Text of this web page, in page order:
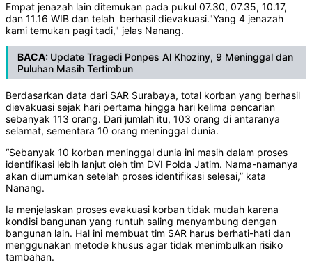
Empat jenazah lain ditemukan pada pukul 07.30, 07.35, 10.17,
dan 11.16 WIB dan telah berhasil dievakuasi."Yang 4 jenazah
kami temukan pagi tadi," jelas Nanang.
BACA: Update Tragedi Ponpes Al Khoziny, 9 Meninggal dan
Puluhan Masih Tertimbun
Berdasarkan data dari SAR Surabaya, total korban yang berhasil
dievakuasi sejak hari pertama hingga hari kelima pencarian
sebanyak 113 orang. Dari jumlah itu, 103 orang di antaranya
selamat, sementara 10 orang meninggal dunia.
“Sebanyak 10 korban meninggal dunia ini masih dalam proses
identifikasi lebih lanjut oleh tim DVI Polda Jatim. Nama-namanya
akan diumumkan setelah proses identifikasi selesai,” kata
Nanang.
Ia menjelaskan proses evakuasi korban tidak mudah karena
kondisi bangunan yang runtuh saling menyambung dengan
bangunan lain. Hal ini membuat tim SAR harus berhati-hati dan
menggunakan metode khusus agar tidak menimbulkan risiko
tambahan.